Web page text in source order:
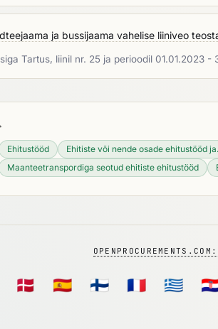
ja bussijaama vahelise liiniveo
Tartus, liinil nr. 25 ja perioodil 01.01.2023
Ehitustööd Ehitiste või nende osade ehitustööd
Maanteetranspordiga seotud ehitiste ehitustööd
🇩🇰 🇪🇸 🇫🇮 🇫🇷 🇬🇷